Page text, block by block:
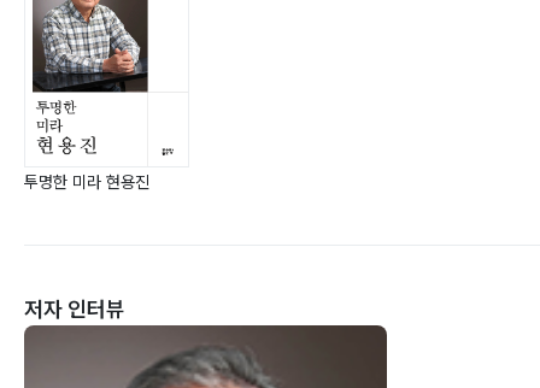
투명한 미라 현용진
저자 인터뷰